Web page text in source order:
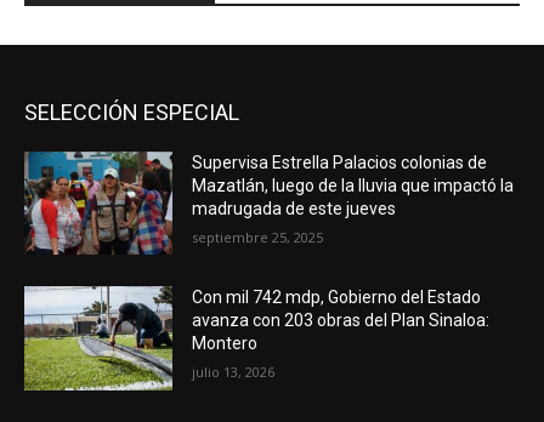
SELECCIÓN ESPECIAL
Supervisa Estrella Palacios colonias de
Mazatlán, luego de la lluvia que impactó la
madrugada de este jueves
septiembre 25, 2025
Con mil 742 mdp, Gobierno del Estado
avanza con 203 obras del Plan Sinaloa:
Montero
julio 13, 2026